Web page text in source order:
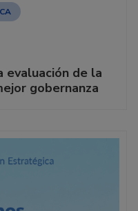
evaluación de la
gobernanza